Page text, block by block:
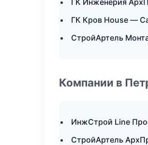
ГК Инженерия
ГК Кров House —
СтройАртель
Компании в
ИнжСтрой Line
СтройАртель